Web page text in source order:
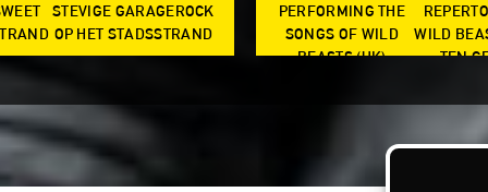
STEVIGE GARAGEROCK
OP HET STADSSTRAND
PERFORMING THE
SONGS OF WILD
BEASTS (UK)
WILD
TEN